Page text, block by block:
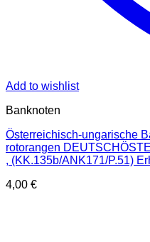
Add to wishlist
Banknoten
Österreichisch-ungarische
rotorangen
, (KK.135b/ANK171/P.51)
4,00 €